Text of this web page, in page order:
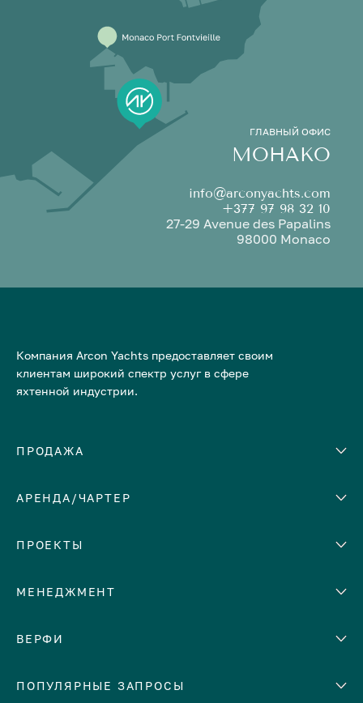
ГЛАВНЫЙ ОФИС
МОНАКО
info@arconyachts.com
+377 97 98 32 10
27-29 Avenue des Papalins
98000 Monaco
Компания Arcon Yachts предоставляет своим
клиентам широкий спектр услуг в сфере
яхтенной индустрии.
ПРОДАЖА
Количество кают
АРЕНДА/ЧАРТЕР
ЕВРОПА
Греция
Испания
Монако
ПРОЕКТЫ
МЕНЕДЖМЕНТ
Помощь с продажей яхты
Доверительное управление
ВЕРФИ
Abeking & Rasmussen
ПОПУЛЯРНЫЕ ЗАПРОСЫ